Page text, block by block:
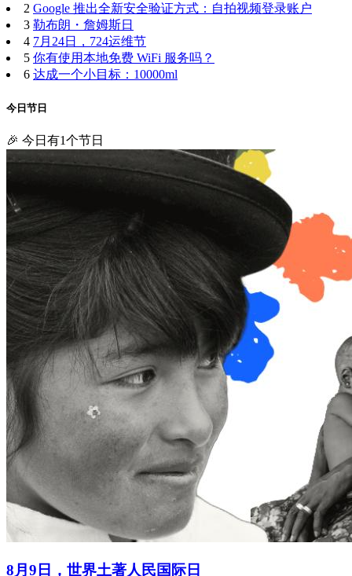
2 Google 推出全新安全验证方式：自拍视频登录账户
3 勒布朗・詹姆斯日
4 7月24日，724运维节
5 你有使用本地免费 WiFi 服务吗？
6 达成一个小目标：10000ml
今日节日
🎉 今日有1个节日
8月9日，世界土著人民国际日